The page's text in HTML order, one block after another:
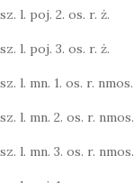
l. poj. 2. os. r. ż.
l. poj. 3. os. r. ż.
l. mn. 1. os. r. nmos.
l. mn. 2. os. r. nmos.
l. mn. 3. os. r. nmos.